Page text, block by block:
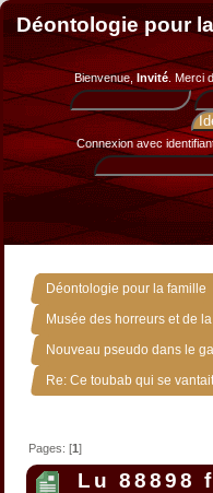
Déontologie pour
Bienvenue, Invité. Merci
Connexion avec
Déontologie pour la famille
Musée des horreurs et de
Nouveau pseudo dans le
Re: Ce toubab qui se
Pages: [1]
Lu 88898